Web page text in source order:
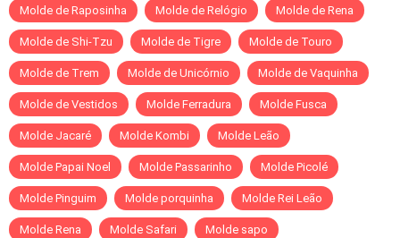
Molde de Raposinha Molde de Relógio Molde de Rena
Molde de Shi-Tzu Molde de Tigre Molde de Touro
Molde de Trem Molde de Unicórnio Molde de Vaquinha
Molde de Vestidos Molde Ferradura Molde Fusca
Molde Jacaré Molde Kombi Molde Leão
Molde Papai Noel Molde Passarinho Molde Picolé
Molde Pinguim Molde porquinha Molde Rei Leão
Molde Rena Molde Safari Molde sapo